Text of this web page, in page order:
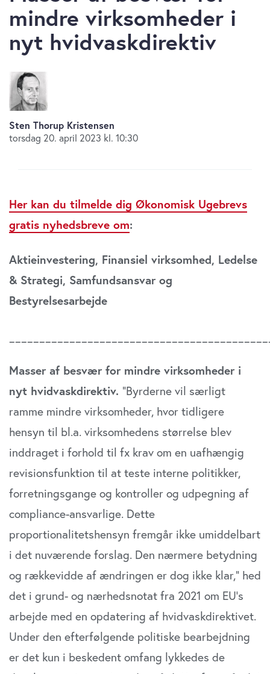
mindre virksomheder i
nyt hvidvaskdirektiv
Sten Thorup Kristensen
torsdag 20. april 2023 kl. 10:30
Her kan du tilmelde dig Økonomisk Ugebrevs
gratis nyhedsbreve om:
Aktieinvestering, Finansiel virksomhed, Ledelse
& Strategi, Samfundsansvar og
Bestyrelsesarbejde
Masser af besvær for mindre virksomheder i
nyt hvidvaskdirektiv. ”Byrderne vil særligt
ramme mindre virksomheder, hvor tidligere
hensyn til bl.a. virksomhedens størrelse blev
inddraget i forhold til fx krav om en uafhængig
revisionsfunktion til at teste interne politikker,
forretningsgange og kontroller og udpegning af
compliance-ansvarlige. Dette
proportionalitetshensyn fremgår ikke umiddelbart
i det nuværende forslag. Den nærmere betydning
og rækkevidde af ændringen er dog ikke klar,” hed
det i grund- og nærhedsnotat fra 2021 om EU’s
arbejde med en opdatering af hvidvaskdirektivet.
Under den efterfølgende politiske bearbejdning
er det kun i beskedent omfang lykkedes de